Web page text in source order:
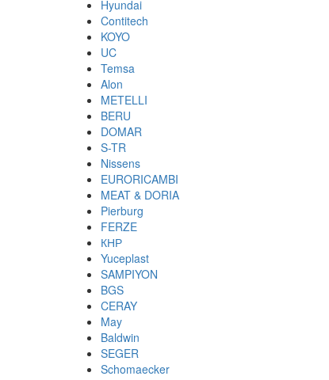
Hyundai
Contitech
KOYO
UC
Temsa
Alon
METELLI
BERU
DOMAR
S-TR
Nissens
EURORICAMBI
MEAT & DORIA
Pierburg
FERZE
КНР
Yuceplast
SAMPIYON
BGS
CERAY
May
Baldwin
SEGER
Schomaecker